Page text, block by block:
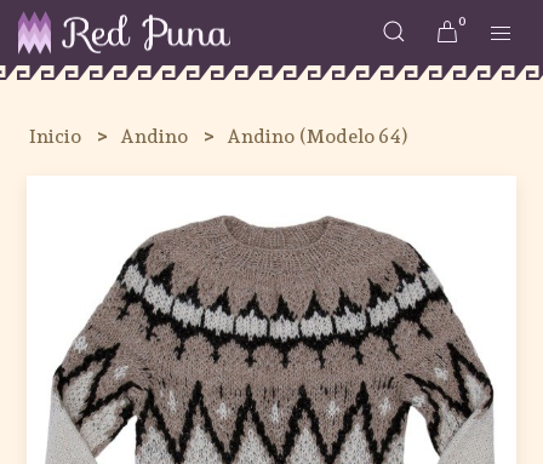
0
Inicio Andino Andino (Modelo 64)